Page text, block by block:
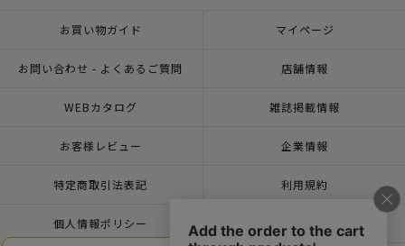
お買い物ガイド マイページ
お問い合わせ - よくあるご質問 店舗情報
WEBカタログ 雑誌掲載情報
お客様レビュー 企業情報
特定商取引法表記 利用規約
個人情報ポリシー 一緒に働こう♪求人情報